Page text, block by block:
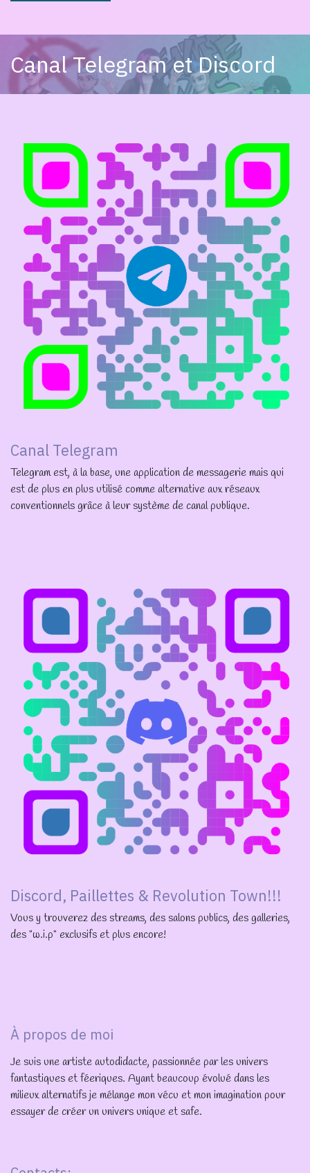
Canal Telegram et Discord
Canal Telegram
Telegram est, à la base, une application de messagerie mais qui
est de plus en plus utilisé comme alternative aux réseaux
conventionnels grâce à leur système de canal publique.
Discord, Paillettes & Revolution Town!!!
Vous y trouverez des streams, des salons publics, des galleries,
des "w.i.p" exclusifs et plus encore!
À propos de moi
Je suis une artiste autodidacte, passionnée par les univers
fantastiques et féeriques. Ayant beaucoup évolué dans les
milieux alternatifs je mélange mon vécu et mon imagination pour
essayer de créer un univers unique et safe.